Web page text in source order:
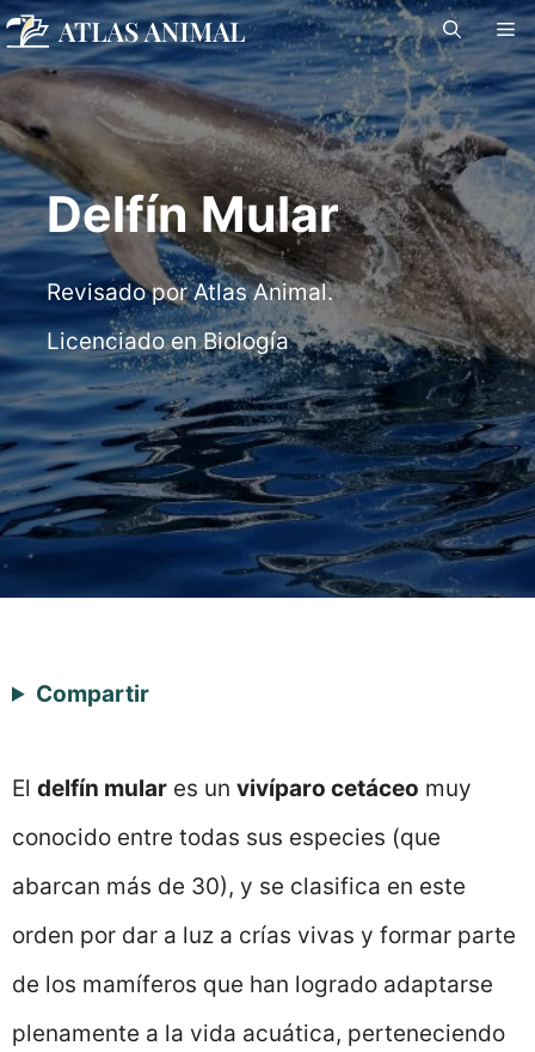
Saltar
al
contenido
Delfín Mular
Revisado por Atlas Animal.
Licenciado en Biología
Compartir
El delfín mular es un vivíparo cetáceo muy
conocido entre todas sus especies (que
abarcan más de 30), y se clasifica en este
orden por dar a luz a crías vivas y formar parte
de los mamíferos que han logrado adaptarse
plenamente a la vida acuática, perteneciendo